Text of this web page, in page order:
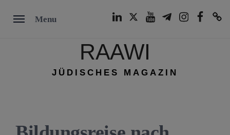
Menu
RAAWI
JÜDISCHES MAGAZIN